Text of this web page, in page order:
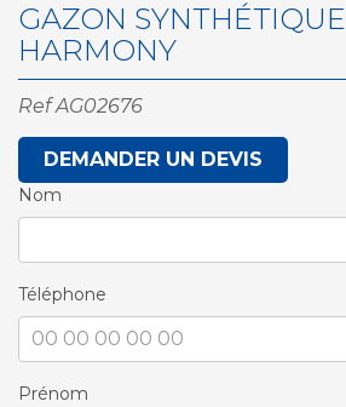
GAZON SYNTHÉTIQUE
HARMONY
Ref AG02676
DEMANDER UN DEVIS
Nom
Téléphone
Prénom